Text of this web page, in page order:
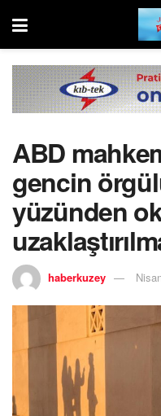
ABD
gencin
yüzünden
haberkuzey